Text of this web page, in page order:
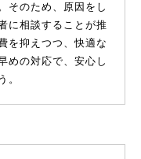
そのため、原因をし
に相談することが推
を抑えつつ、快適な
めの対応で、安心し
。